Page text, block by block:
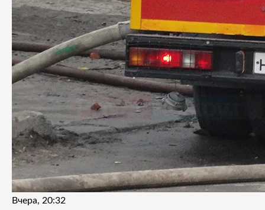
Вчера, 20:32